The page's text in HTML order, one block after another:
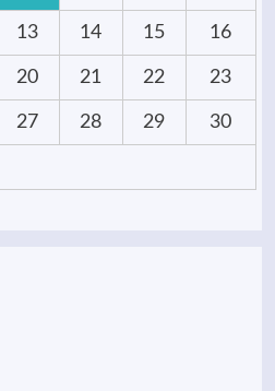
13 14 15 16
20 21 22 23
27 28 29 30